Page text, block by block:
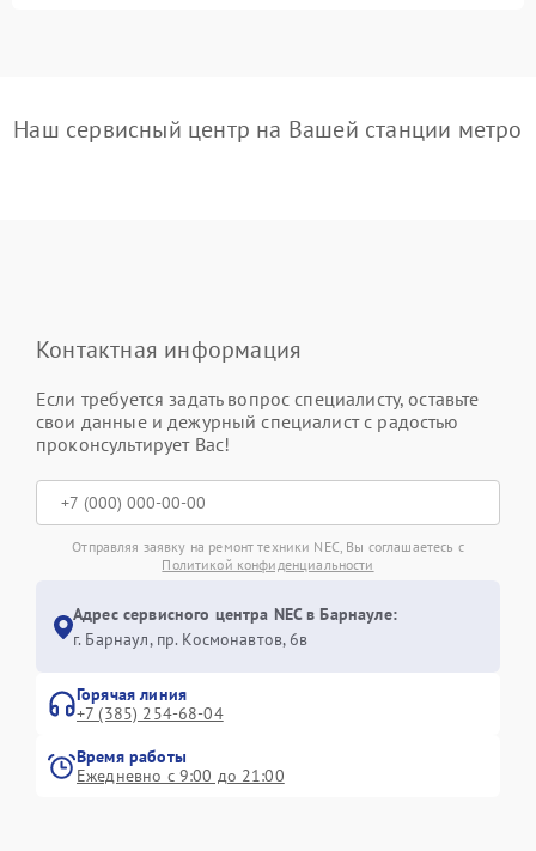
Наш сервисный центр на Вашей станции метро
Контактная информация
Если требуется задать вопрос специалисту, оставьте
свои данные и дежурный специалист с радостью
проконсультирует Вас!
Отправляя заявку на ремонт техники NEC, Вы соглашаетесь с
Политикой конфиденциальности
Адрес сервисного центра NEC в Барнауле:
г. Барнаул, ​пр. Космонавтов, 6в
Горячая линия
+7 (385) 254-68-04
Время работы
Ежедневно с 9:00 до 21:00